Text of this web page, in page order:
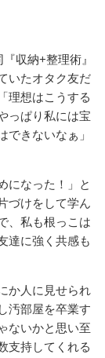
収納+整理術』
いたオタク友だ
理想はこうする
っぱり私には宝
できないなぁ」
になった！」と
づけをして学ん
、私も根っこは
達に強く共感も
か人に見せられ
汚部屋を卒業す
ないかと思い至
支持してくれる